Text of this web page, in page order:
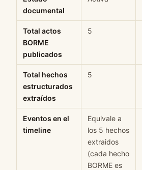
documental
Total actos
BORME
publicados
5
Total hechos
estructurados
extraídos
5
Eventos en el
timeline
Equivale a
los 5 hechos
extraidos
(cada hecho
BORME es